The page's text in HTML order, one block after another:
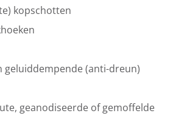
kopschotten
geluiddempende (anti-dreun)
geanodiseerde of gemoffelde